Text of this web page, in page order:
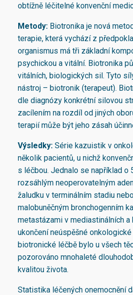
obtížně léčitelné konvenční
Metody: Biotronika je nová
terapie, která vychází z
organismus má tři základní
psychickou a vitální. Biotronika
vitálních, biologických sil. Tyto
nástroj – biotronik (terapeut).
dle diagnózy konkrétní silovou
zacílením na rozdíl od jiných
terapií může být jeho zásah
Výsledky: Série kazuistik v
několik pacientů, u nichž
s léčbou. Jednalo se například o
rozsáhlým neoperovatelným
žaludku v terminálním stadiu
malobuněčným bronchogenním
metastázami v mediastinálních a
ukončení neúspěšné
biotronické léčbě bylo u všech
pozorováno mnohaleté
kvalitou života.
Statistika léčených onemocnění